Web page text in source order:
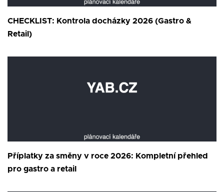
CHECKLIST: Kontrola docházky 2026 (Gastro &
Retail)
Příplatky za směny v roce 2026: Kompletní přehled
pro gastro a retail